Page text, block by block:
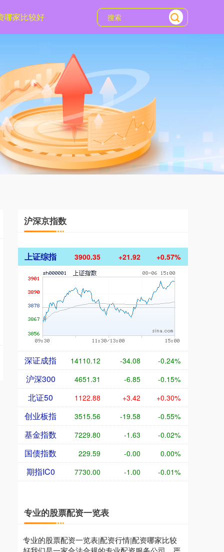
哪家比较好
沪深京指数
上证综指 3900.35 +21.92 +0.57%
深证成指 14110.12 -34.08 -0.24%
沪深300 4651.31 -6.85 -0.15%
北证50 1122.88 +3.42 +0.30%
创业板指 3515.56 -19.58 -0.55%
基金指数 7229.80 -1.63 -0.02%
国债指数 229.59 -0.00 0.00%
期指IC0 7730.00 -1.00 -0.01%
专业的股票配资一览表
专业的股票配资一览表|配资行情|配资哪家比较